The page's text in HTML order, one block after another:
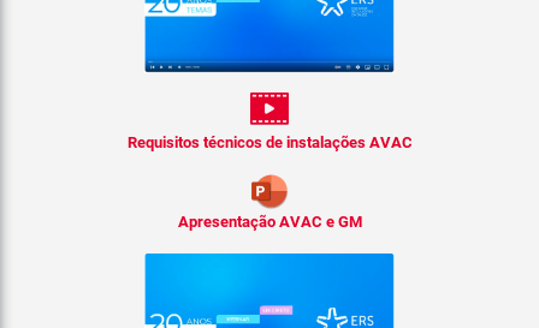
Requisitos técnicos de instalações AVAC
Apresentação AVAC e GM